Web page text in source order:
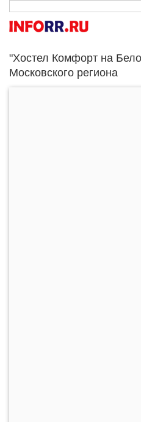
"Хостел Комфорт на
Московского региона